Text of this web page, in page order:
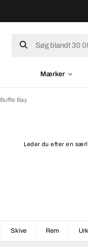
Mærker
Buffle Bay
Leder du efter en
Skive Rem